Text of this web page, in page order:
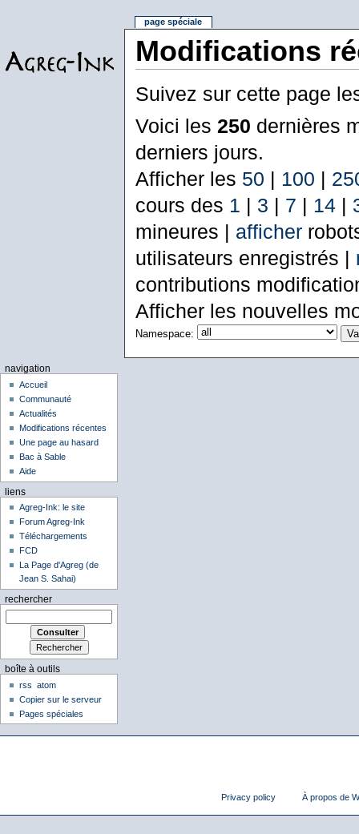
Modifications
Suivez sur cette page
Voici les 250 dernières
derniers jours.
Afficher les 50 | 100 |
cours des 1 | 3 | 7 | 14|
mineures | afficher
utilisateurs enregistrés |
contributions
Afficher les nouvelles
Namespace:
page spéciale
navigation
Accueil
Communauté
Actualités
Modifications récentes
Une page au hasard
Bac à Sable
Aide
liens
Agreg-Ink: le site
Forum Agreg-Ink
Téléchargements
FCD
La Page d'Agreg (de
Jean S. Sahai)
rechercher
boîte à outils
rss
atom
Copier sur le serveur
Pages spéciales
Privacy policy À propos de